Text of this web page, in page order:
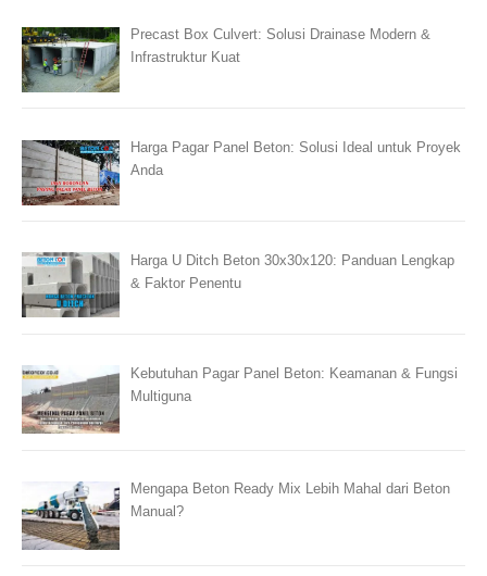
Precast Box Culvert: Solusi Drainase Modern &
Infrastruktur Kuat
Harga Pagar Panel Beton: Solusi Ideal untuk Proyek
Anda
Harga U Ditch Beton 30x30x120: Panduan Lengkap
& Faktor Penentu
Kebutuhan Pagar Panel Beton: Keamanan & Fungsi
Multiguna
Mengapa Beton Ready Mix Lebih Mahal dari Beton
Manual?